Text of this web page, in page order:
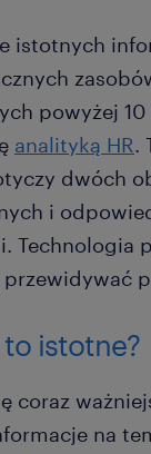
istotnych
powyżej
analityką HR.
dwóch
i
Technologia
istotne?
coraz
na